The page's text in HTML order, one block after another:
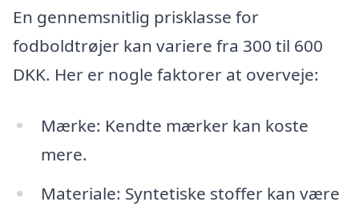
En gennemsnitlig prisklasse for
fodboldtrøjer kan variere fra 300 til 600
DKK. Her er nogle faktorer at overveje:
Mærke: Kendte mærker kan koste
mere.
Materiale: Syntetiske stoffer kan være